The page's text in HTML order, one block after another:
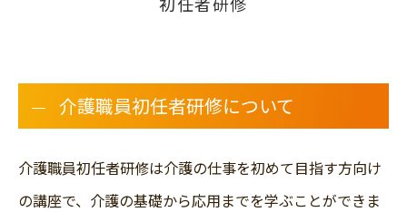
介護職員初任者研修について
介護職員初任者研修は介護の仕事を初めて目指す方向け
の講座で、介護の基礎から応用までを学ぶことができま